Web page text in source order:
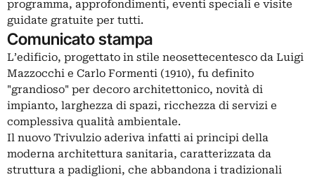
programma, approfondimenti, eventi speciali e visite
guidate gratuite per tutti.
Comunicato stampa
L’edificio, progettato in stile neosettecentesco da Luigi
Mazzocchi e Carlo Formenti (1910), fu definito
"grandioso" per decoro architettonico, novità di
impianto, larghezza di spazi, ricchezza di servizi e
complessiva qualità ambientale.
Il nuovo Trivulzio aderiva infatti ai principi della
moderna architettura sanitaria, caratterizzata da
struttura a padiglioni, che abbandona i tradizionali